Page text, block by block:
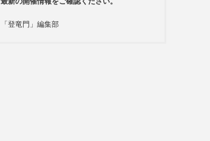
「登竜門」編集部